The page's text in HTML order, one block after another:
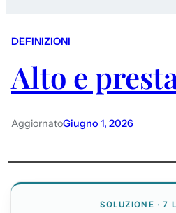
DEFINIZIONI
Alto e
AggiornatoGiugno 1, 2026
SOLUZIONE · 7